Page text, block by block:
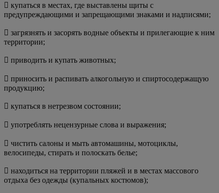
 купаться в местах, где выставлены щиты с
предупреждающими и запрещающими знаками и надписями;
 загрязнять и засорять водные объекты и прилегающие к ним
территории;
 приводить и купать животных;
 приносить и распивать алкогольную и спиртосодержащую
продукцию;
 купаться в нетрезвом состоянии;
 употреблять нецензурные слова и выражения;
 чистить салоны и мыть автомашины, мотоциклы,
велосипеды, стирать и полоскать белье;
 находиться на территории пляжей и в местах массового
отдыха без одежды (купальных костюмов);